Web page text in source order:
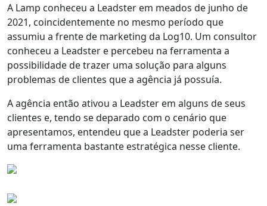
A Lamp conheceu a Leadster em meados de junho de
2021, coincidentemente no mesmo período que
assumiu a frente de marketing da Log10. Um consultor
conheceu a Leadster e percebeu na ferramenta a
possibilidade de trazer uma solução para alguns
problemas de clientes que a agência já possuía.
A agência então ativou a Leadster em alguns de seus
clientes e, tendo se deparado com o cenário que
apresentamos, entendeu que a Leadster poderia ser
uma ferramenta bastante estratégica nesse cliente.